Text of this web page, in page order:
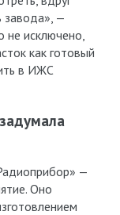
завода», —
не исключено,
как готовый
в ИЖС
—
Оно